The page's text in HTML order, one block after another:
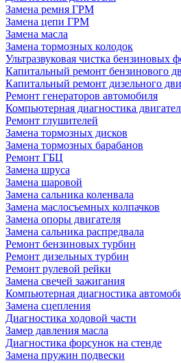
Замена ремня ГРМ
Замена цепи ГРМ
Замена масла
Замена тормозных колодок
Ультразвуковая чистка бензиновых
Капитальный ремонт бензинового
Капитальный ремонт дизельного
Ремонт генераторов автомобиля
Компьютерная диагностика
Ремонт глушителей
Замена тормозных дисков
Замена тормозных барабанов
Ремонт ГБЦ
Замена шруса
Замена шаровой
Замена сальника коленвала
Замена маслосъемных колпачков
Замена опоры двигателя
Замена сальника распредвала
Ремонт бензиновых турбин
Ремонт дизельных турбин
Ремонт рулевой рейки
Замена свечей зажигания
Компьютерная диагностика
Замена сцепления
Диагностика ходовой части
Замер давления масла
Диагностика форсунок на стенде
Замена пружин подвески